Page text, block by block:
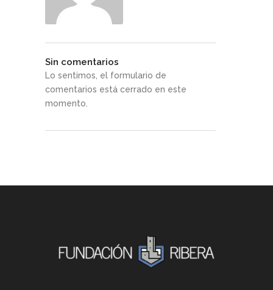
Sin comentarios
Lo sentimos, el formulario de
comentarios está cerrado en este
momento.